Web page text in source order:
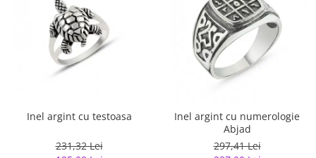
Inel argint cu testoasa
231,32 Lei
Inel argint cu numerologie
Abjad
297,41 Lei